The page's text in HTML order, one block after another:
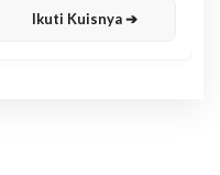
Ikuti Kuisnya ➔